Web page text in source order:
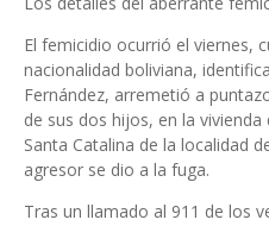
El femicidio ocurrió el viernes,
nacionalidad boliviana,
Fernández, arremetió a
de sus dos hijos, en la
Santa Catalina de la localidad
agresor se dio a la fuga.
Tras un llamado al 911 de los